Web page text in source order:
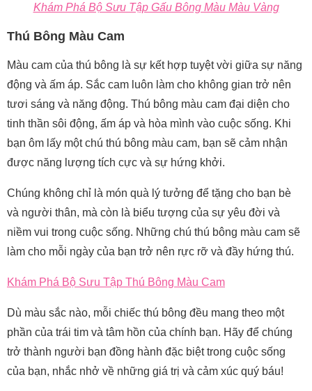
Khám Phá Bộ Sưu Tập Gấu Bông Màu Màu Vàng
Thú Bông Màu Cam
Màu cam của thú bông là sự kết hợp tuyệt vời giữa sự năng
động và ấm áp. Sắc cam luôn làm cho không gian trở nên
tươi sáng và năng động. Thú bông màu cam đại diện cho
tinh thần sôi động, ấm áp và hòa mình vào cuộc sống. Khi
bạn ôm lấy một chú thú bông màu cam, bạn sẽ cảm nhận
được năng lượng tích cực và sự hứng khởi.
Chúng không chỉ là món quà lý tưởng để tặng cho bạn bè
và người thân, mà còn là biểu tượng của sự yêu đời và
niềm vui trong cuộc sống. Những chú thú bông màu cam sẽ
làm cho mỗi ngày của bạn trở nên rực rỡ và đầy hứng thú.
Khám Phá Bộ Sưu Tập Thú Bông Màu Cam
Dù màu sắc nào, mỗi chiếc thú bông đều mang theo một
phần của trái tim và tâm hồn của chính bạn. Hãy để chúng
trở thành người bạn đồng hành đặc biệt trong cuộc sống
của bạn, nhắc nhở về những giá trị và cảm xúc quý báu!